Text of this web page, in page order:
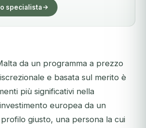
specialista
da un programma a prezzo
e basata sul merito è
più significativi nella
europea da un
giusto, una persona la cui